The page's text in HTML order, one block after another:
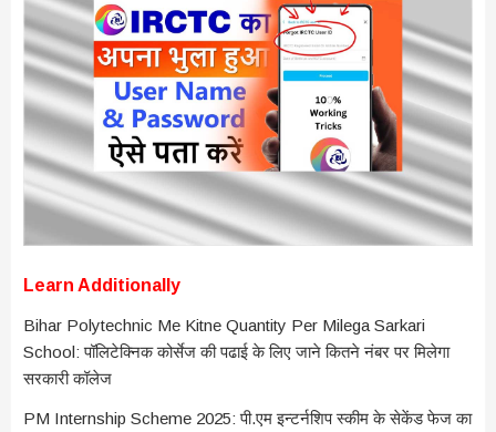
Learn Additionally
Bihar Polytechnic Me Kitne Quantity Per Milega Sarkari
School: पॉलिटेक्निक कोर्सेज की पढाई के लिए जाने कितने नंबर पर मिलेगा
सरकारी कॉलेज
PM Internship Scheme 2025: पी.एम इन्टर्नशिप स्कीम के सेकेंड फेज का